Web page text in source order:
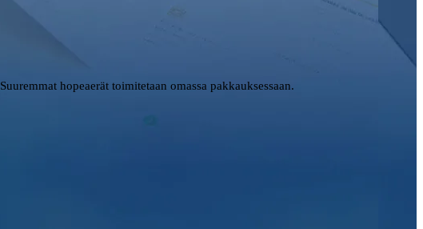
Suuremmat hopeaerät toimitetaan omassa pakkauksessaan.